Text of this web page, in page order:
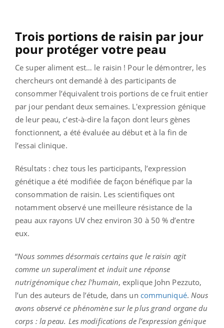
Trois portions de raisin par jour
pour protéger votre peau
Ce super aliment est… le raisin ! Pour le démontrer, les
chercheurs ont demandé à des participants de
consommer l’équivalent trois portions de ce fruit entier
par jour pendant deux semaines. L'expression génique
de leur peau, c’est-à-dire la façon dont leurs gènes
fonctionnent, a été évaluée au début et à la fin de
l’essai clinique.
Résultats : chez tous les participants, l’expression
génétique a été modifiée de façon bénéfique par la
consommation de raisin. Les scientifiques ont
notamment observé une meilleure résistance de la
peau aux rayons UV chez environ 30 à 50 % d’entre
eux.
“Nous sommes désormais certains que le raisin agit
comme un superaliment et induit une réponse
nutrigénomique chez l'humain, explique John Pezzuto,
l’un des auteurs de l’étude, dans un communiqué. Nous
avons observé ce phénomène sur le plus grand organe du
corps : la peau. Les modifications de l’expression génique